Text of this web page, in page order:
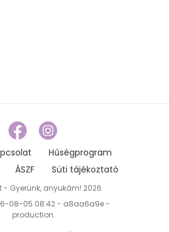
Hűségprogram
ÁSZF Süti tájékoztató
- Gyerünk, anyukám! 2026
08-05 08:42 - a8aa6a9e -
production